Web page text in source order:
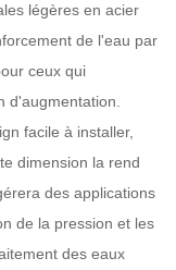
légères en acier
de l'eau par
ceux qui
d'augmentation.
facile à installer,
dimension la rend
des applications
de la pression et les
des eaux